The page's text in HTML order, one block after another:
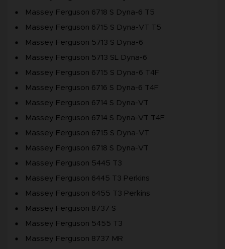
Massey Ferguson 6718 S Dyna-6 T5
Massey Ferguson 6715 S Dyna-VT T5
Massey Ferguson 5713 S Dyna-6
Massey Ferguson 5713 SL Dyna-6
Massey Ferguson 6715 S Dyna-6 T4F
Massey Ferguson 6716 S Dyna-6 T4F
Massey Ferguson 6714 S Dyna-VT
Massey Ferguson 6714 S Dyna-VT T4F
Massey Ferguson 6715 S Dyna-VT
Massey Ferguson 6718 S Dyna-VT
Massey Ferguson 5445 T3
Massey Ferguson 6445 T3 Perkins
Massey Ferguson 6455 T3 Perkins
Massey Ferguson 8737 S
Massey Ferguson 5455 T3
Massey Ferguson 8737 MR